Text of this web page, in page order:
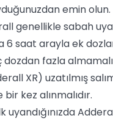
emin olun.
genellikle sabah
6 saat arayla ek
fazla
XR) uzatılmış
kez alınmalıdır.
uyandığınızda